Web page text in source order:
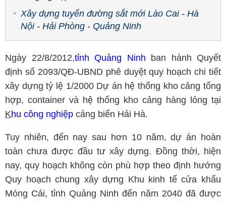
Xây dựng tuyến đường sắt mới Lào Cai - Hà
Nội - Hải Phòng - Quảng Ninh
Ngày 22/8/2012,tỉnh Quảng Ninh ban hành Quyết
định số 2093/QĐ-UBND phê duyệt quy hoạch chi tiết
xây dựng tỷ lệ 1/2000 Dự án hệ thống kho cảng tổng
hợp, container và hệ thống kho cảng hàng lỏng tại
Khu công nghiệp cảng biển Hải Hà.
Tuy nhiên, đến nay sau hơn 10 năm, dự án hoàn
toàn chưa được đầu tư xây dựng. Đồng thời, hiện
nay, quy hoạch không còn phù hợp theo định hướng
Quy hoạch chung xây dựng Khu kinh tế cửa khẩu
Móng Cái, tỉnh Quảng Ninh đến năm 2040 đã được